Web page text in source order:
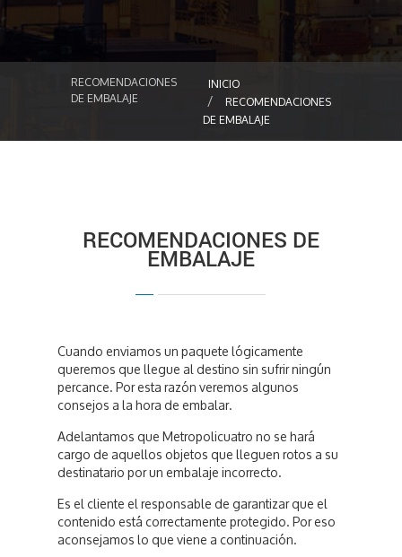
RECOMENDACIONES
DE EMBALAJE
INICIO
RECOMENDACIONES
DE EMBALAJE
RECOMENDACIONES DE
EMBALAJE
Cuando enviamos un paquete lógicamente
queremos que llegue al destino sin sufrir ningún
percance. Por esta razón veremos algunos
consejos a la hora de embalar.
Adelantamos que Metropolicuatro no se hará
cargo de aquellos objetos que lleguen rotos a su
destinatario por un embalaje incorrecto.
Es el cliente el responsable de garantizar que el
contenido está correctamente protegido. Por eso
aconsejamos lo que viene a continuación.